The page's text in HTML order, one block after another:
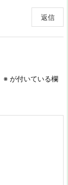
返信
※ が付いている欄